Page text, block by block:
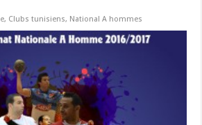
, Clubs tunisiens, National A hommes